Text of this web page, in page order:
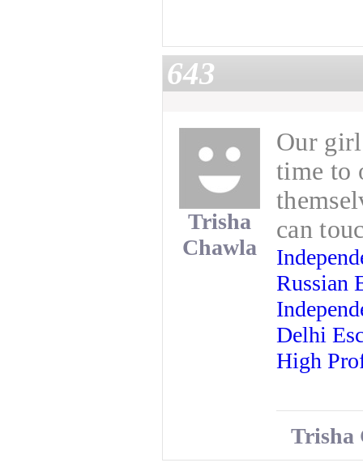
643
Trisha
Chawla
Our
time to
can
Russian
Delhi
High
Trisha